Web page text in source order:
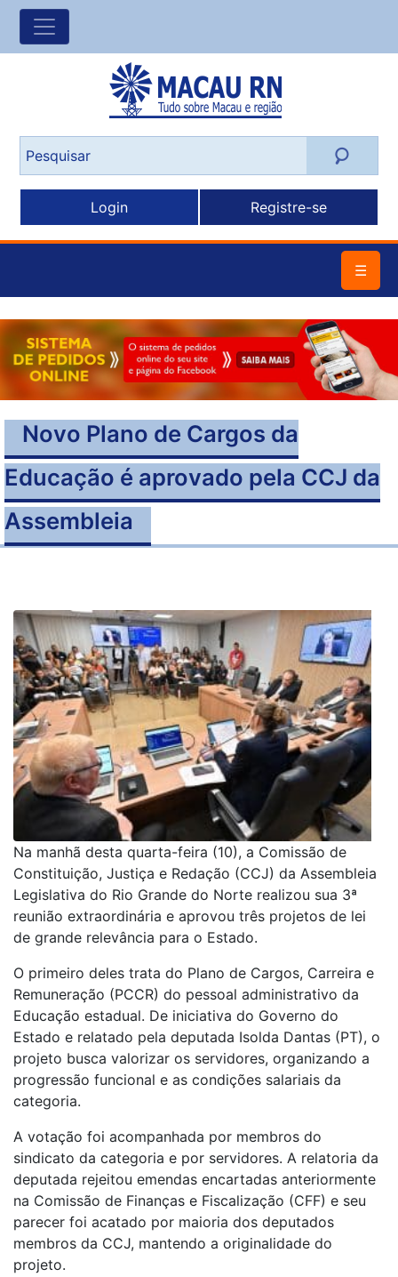
Login Registre-se
☰
Novo Plano de Cargos da
Educação é aprovado pela CCJ da
Assembleia
Na manhã desta quarta-feira (10), a Comissão de
Constituição, Justiça e Redação (CCJ) da Assembleia
Legislativa do Rio Grande do Norte realizou sua 3ª
reunião extraordinária e aprovou três projetos de lei
de grande relevância para o Estado.
O primeiro deles trata do Plano de Cargos, Carreira e
Remuneração (PCCR) do pessoal administrativo da
Educação estadual. De iniciativa do Governo do
Estado e relatado pela deputada Isolda Dantas (PT), o
projeto busca valorizar os servidores, organizando a
progressão funcional e as condições salariais da
categoria.
A votação foi acompanhada por membros do
sindicato da categoria e por servidores. A relatoria da
deputada rejeitou emendas encartadas anteriormente
na Comissão de Finanças e Fiscalização (CFF) e seu
parecer foi acatado por maioria dos deputados
membros da CCJ, mantendo a originalidade do
projeto.